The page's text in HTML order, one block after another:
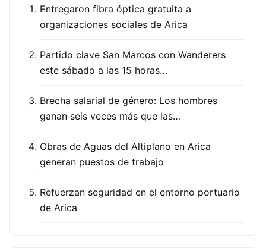
Entregaron fibra óptica gratuita a
organizaciones sociales de Arica
Partido clave San Marcos con Wanderers
este sábado a las 15 horas…
Brecha salarial de género: Los hombres
ganan seis veces más que las…
Obras de Aguas del Altiplano en Arica
generan puestos de trabajo
Refuerzan seguridad en el entorno portuario
de Arica